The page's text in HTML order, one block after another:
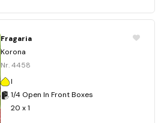
Fragaria
Korona
Nr. 4458
I
1/4 Open In Front Boxes
20 x 1